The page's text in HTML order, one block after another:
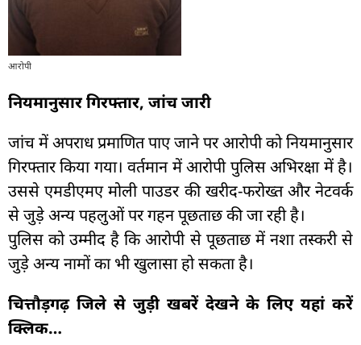
आरोपी
नियमानुसार गिरफ्तार, जांच जारी
जांच में अपराध प्रमाणित पाए जाने पर आरोपी को नियमानुसार
गिरफ्तार किया गया। वर्तमान में आरोपी पुलिस अभिरक्षा में है।
उससे एमडीएमए मोली पाउडर की खरीद-फरोख्त और नेटवर्क
से जुड़े अन्य पहलुओं पर गहन पूछताछ की जा रही है।
पुलिस को उम्मीद है कि आरोपी से पूछताछ में नशा तस्करी से
जुड़े अन्य नामों का भी खुलासा हो सकता है।
चित्तौड़गढ़ जिले से जुड़ी खबरें देखने के लिए यहां करें
क्लिक…